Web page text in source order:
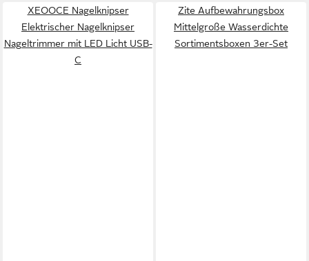
XEOOCE Nagelknipser
Elektrischer Nagelknipser
Nageltrimmer mit LED Licht USB-
C
Zite Aufbewahrungsbox
Mittelgroße Wasserdichte
Sortimentsboxen 3er-Set